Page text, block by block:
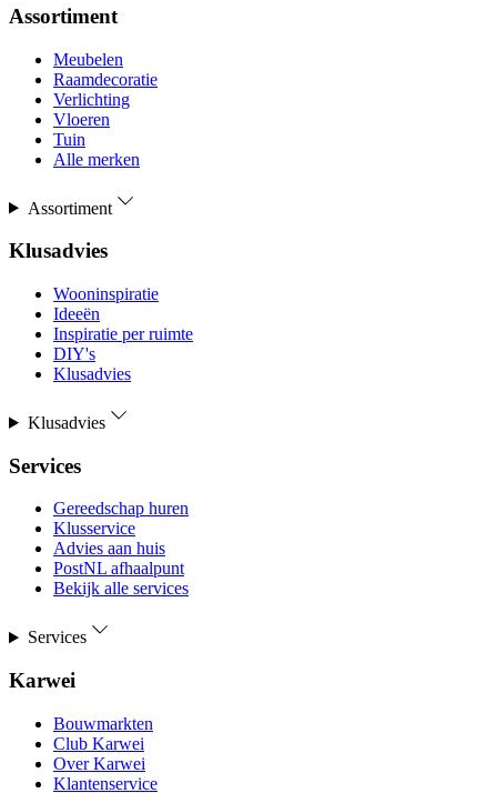
Assortiment
Meubelen
Raamdecoratie
Verlichting
Vloeren
Tuin
Alle merken
Assortiment
Klusadvies
Wooninspiratie
Ideeën
Inspiratie per ruimte
DIY's
Klusadvies
Klusadvies
Services
Gereedschap huren
Klusservice
Advies aan huis
PostNL afhaalpunt
Bekijk alle services
Services
Karwei
Bouwmarkten
Club Karwei
Over Karwei
Klantenservice